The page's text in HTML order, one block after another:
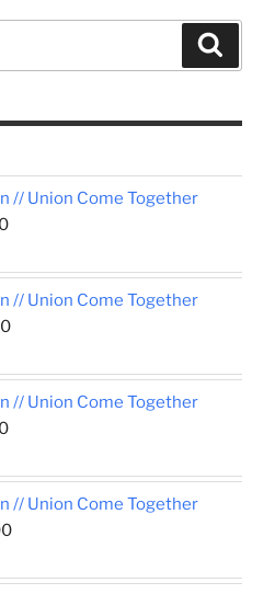
// Union Come Together
// Union Come Together
// Union Come Together
// Union Come Together